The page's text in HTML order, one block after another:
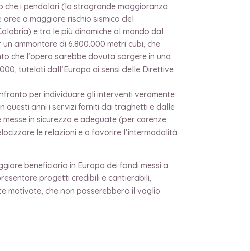
che i pendolari (la stragrande maggioranza
a maggiore rischio sismico del
e tra le più dinamiche al mondo dal
ammontare di 6.800.000 metri cubi, che
che l’opera sarebbe dovuta sorgere in una
tutelati dall’Europa ai sensi delle Direttive
per individuare gli interventi veramente
questi anni i servizi forniti dai traghetti e dalle
in sicurezza e adeguate (per carenze
le relazioni e a favorire l’intermodalità
beneficiaria in Europa dei fondi messi a
progetti credibili e cantierabili,
motivate, che non passerebbero il vaglio